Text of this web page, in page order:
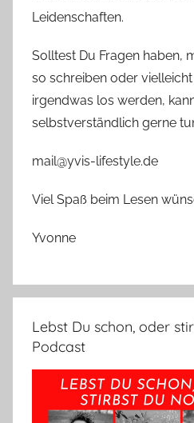
Leidenschaften.
Solltest Du Fragen haben,
so schreiben oder
irgendwas los werden,
selbstverständlich gerne
mail@yvis-lifestyle.de
Viel Spaß beim Lesen
Yvonne
Lebst Du schon, oder
Podcast